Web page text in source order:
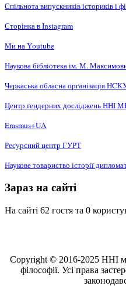
Спільнота випускників істориків і
Сторінка в Instagram
Ми на Youtube
Наукова бібліотека ім. М.
Черкаська обласна організація
Центр ґендерних досліджень ННІ
Erasmus+UA
Ресурсний центр ГУРТ
Наукове товариство історії
Зараз на сайті
На сайті 62 гостя та 0
Copyright © 2016-2025 ННІ
філософії. Усі права